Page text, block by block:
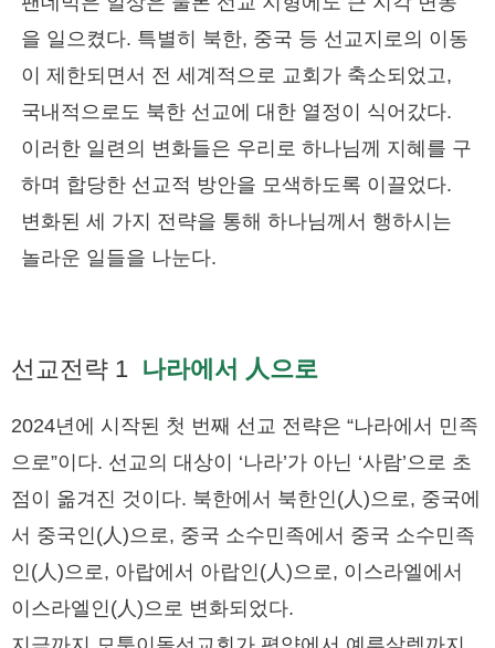
을 일으켰다. 특별히 북한, 중국 등 선교지로의 이동
이 제한되면서 전 세계적으로 교회가 축소되었고,
국내적으로도 북한 선교에 대한 열정이 식어갔다.
이러한 일련의 변화들은 우리로 하나님께 지혜를 구
하며 합당한 선교적 방안을 모색하도록 이끌었다.
변화된 세 가지 전략을 통해 하나님께서 행하시는
놀라운 일들을 나눈다.
선교전략 1 나라에서 人으로
2024년에 시작된 첫 번째 선교 전략은 “나라에서 민족
으로”이다. 선교의 대상이 ‘나라’가 아닌 ‘사람’으로 초
점이 옮겨진 것이다. 북한에서 북한인(人)으로, 중국에
서 중국인(人)으로, 중국 소수민족에서 중국 소수민족
인(人)으로, 아랍에서 아랍인(人)으로, 이스라엘에서
이스라엘인(人)으로 변화되었다.